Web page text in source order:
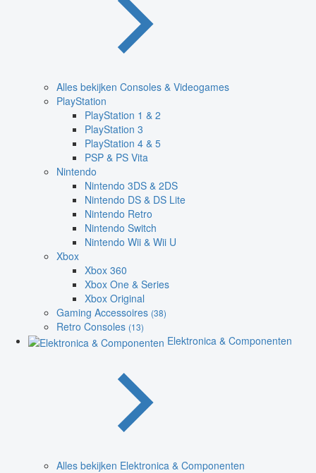
Alles bekijken Consoles & Videogames
PlayStation
PlayStation 1 & 2
PlayStation 3
PlayStation 4 & 5
PSP & PS Vita
Nintendo
Nintendo 3DS & 2DS
Nintendo DS & DS Lite
Nintendo Retro
Nintendo Switch
Nintendo Wii & Wii U
Xbox
Xbox 360
Xbox One & Series
Xbox Original
Gaming Accessoires (38)
Retro Consoles (13)
Elektronica & Componenten
Alles bekijken Elektronica & Componenten